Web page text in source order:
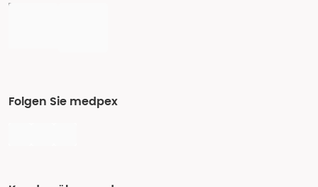
Folgen Sie medpex